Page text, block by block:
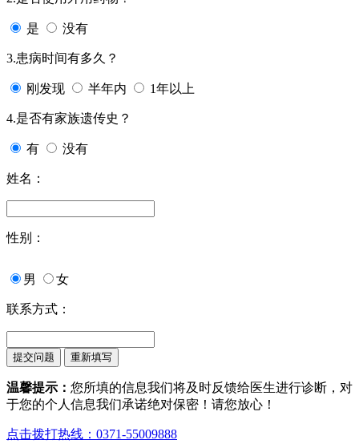
是 没有
3.患病时间有多久？
刚发现 半年内 1年以上
4.是否有家族遗传史？
有 没有
姓名：
性别：
男 女
联系方式：
温馨提示： 您所填的信息我们将及时反馈给医生进行诊断，对
于您的个人信息我们承诺绝对保密！请您放心！
点击拨打热线：0371-55009888